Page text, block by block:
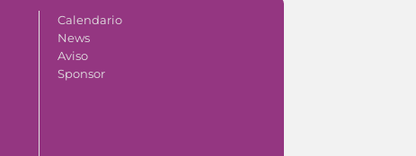
Calendario
News
Aviso
Sponsor